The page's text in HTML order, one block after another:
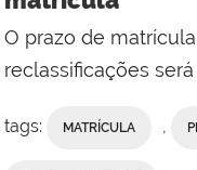
O prazo de
reclassificações
tags: MATRÍCULA ,